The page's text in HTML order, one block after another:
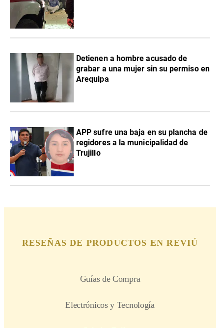
Detienen a hombre acusado de
grabar a una mujer sin su permiso en
Arequipa
APP sufre una baja en su plancha de
regidores a la municipalidad de
Trujillo